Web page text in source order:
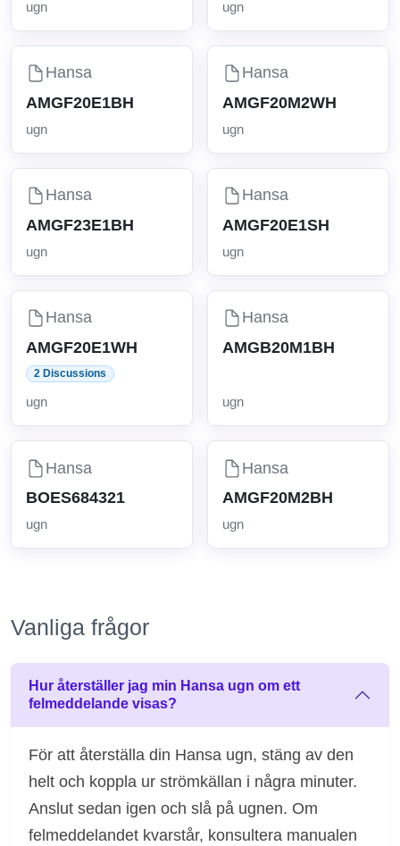
ugn ugn
Hansa
AMGF20E1BH
ugn
Hansa
AMGF20M2WH
ugn
Hansa
AMGF23E1BH
ugn
Hansa
AMGF20E1SH
ugn
Hansa
AMGF20E1WH
2 Discussions
ugn
Hansa
AMGB20M1BH
ugn
Hansa
BOES684321
ugn
Hansa
AMGF20M2BH
ugn
Vanliga frågor
Hur återställer jag min Hansa ugn om ett
felmeddelande visas?
För att återställa din Hansa ugn, stäng av den
helt och koppla ur strömkällan i några minuter.
Anslut sedan igen och slå på ugnen. Om
felmeddelandet kvarstår, konsultera manualen